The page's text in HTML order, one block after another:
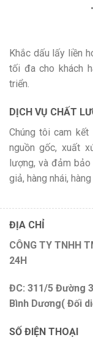
Khắc dấu lấy liền
tối đa cho khách
triển.
DỊCH VỤ CHẤT
Chúng tôi cam
nguồn gốc, xuất
lượng, và đảm
giả, hàng nhái,
ĐỊA CHỈ
CÔNG TY TNHH
24H
ĐC: 311/5 Đường
Bình Dương( Đối
SỐ ĐIỆN THOẠI